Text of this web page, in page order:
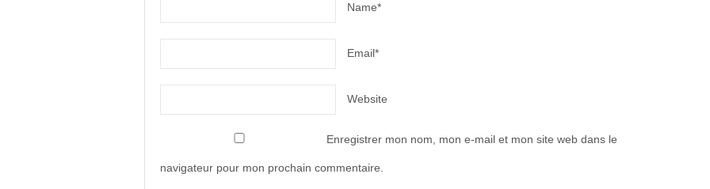
Name*
Email*
Website
Enregistrer mon nom, mon e-mail et mon site web dans le
navigateur pour mon prochain commentaire.